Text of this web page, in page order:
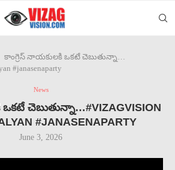
కాంగ్రెస్ నాయకులకి ఒకటే చెబుతున్నా…
#janasenaparty
News
చెబుతున్నా…#VIZAGVISION
#JANASENAPARTY
June 3, 2026